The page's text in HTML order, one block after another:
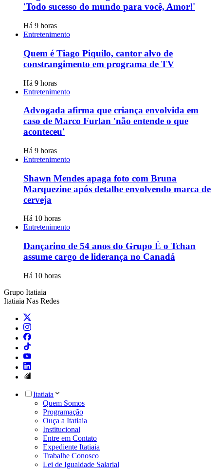
'Todo sucesso do mundo para você, Amor!'
Há 9 horas
Entretenimento
Quem é Tiago Piquilo, cantor alvo de
constrangimento em programa de TV
Há 9 horas
Entretenimento
Advogada afirma que criança envolvida em
caso de Marco Furlan 'não entende o que
aconteceu'
Há 9 horas
Entretenimento
Shawn Mendes apaga foto com Bruna
Marquezine após detalhe envolvendo marca de
cerveja
Há 10 horas
Entretenimento
Dançarino de 54 anos do Grupo É o Tchan
assume cargo de liderança no Canadá
Há 10 horas
Grupo Itatiaia
Itatiaia Nas Redes
Itatiaia
Quem Somos
Programação
Ouça a Itatiaia
Institucional
Entre em Contato
Expediente Itatiaia
Trabalhe Conosco
Lei de Igualdade Salarial